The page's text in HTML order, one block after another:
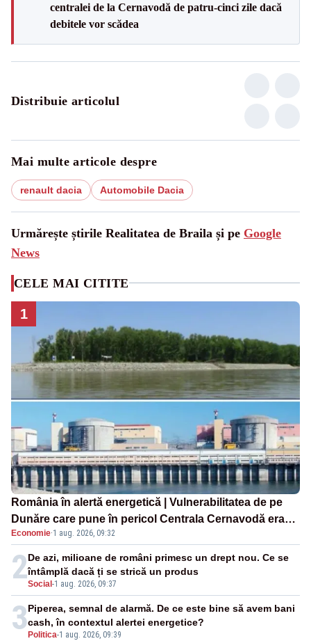
centralei de la Cernavodă de patru-cinci zile dacă
debitele vor scădea
Distribuie articolul
Mai multe articole despre
renault dacia Automobile Dacia
Urmărește știrile Realitatea de Braila și pe Google
News
CELE MAI CITITE
1
România în alertă energetică | Vulnerabilitatea de pe
Dunăre care pune în pericol Centrala Cernavodă era
cunoscută de pe vremea lui Ceaușescu
Economie·1 aug. 2026, 09:32
2Social -1 aug. 2026, 09:37
De azi, milioane de români primesc un drept nou. Ce se
întâmplă dacă ți se strică un produs
3 Politica-1 aug. 2026, 09:39
Piperea, semnal de alarmă. De ce este bine să avem bani
cash, în contextul alertei energetice?